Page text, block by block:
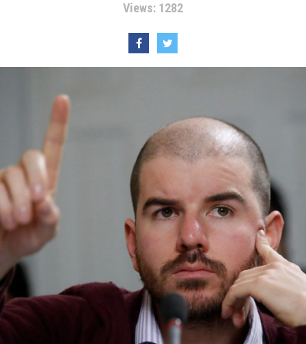
Views: 1282